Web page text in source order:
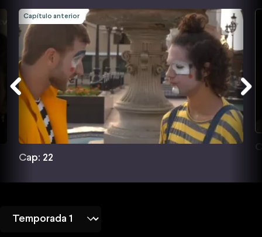
Capítulo anterior
Cap: 22